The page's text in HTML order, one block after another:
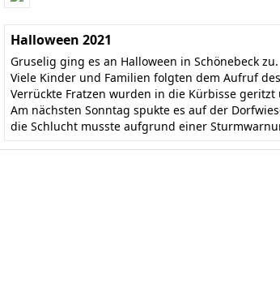
Halloween 2021
Gruselig ging es an Halloween in Schönebeck zu.
Viele Kinder und Familien folgten dem Aufruf
Verrückte Fratzen wurden in die Kürbisse
Am nächsten Sonntag spukte es auf der
die Schlucht musste aufgrund einer